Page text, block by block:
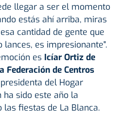
llegar a ser el momento
estás ahí arriba, miras
cantidad de gente que
lances, es impresionante".
es Icíar Ortiz de
Federación de Centros
del Hogar
ha sido este año la
las fiestas de La Blanca.